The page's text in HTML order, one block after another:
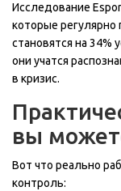
Исследование
которые
становятся на 34%
они учатся
в кризис.
вы
Вот что реально
контроль: